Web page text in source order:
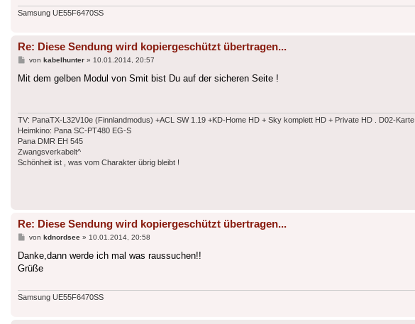
Samsung UE55F6470SS
Re: Diese Sendung wird kopiergeschützt übertragen...
Beitrag
von kabelhunter» 10.01.2014, 20:57
Mit dem gelben Modul von Smit bist Du auf der sicheren Seite !
TV: PanaTX-L32V10e (Finnlandmodus) +ACL SW 1.19 +KD-Home HD + Sky komplett HD + Private HD . D02-Karte
Heimkino: Pana SC-PT480 EG-S
Pana DMR EH 545
Zwangsverkabelt^
Schönheit ist , was vom Charakter übrig bleibt !
Re: Diese Sendung wird kopiergeschützt übertragen...
Beitrag
von kdnordsee» 10.01.2014, 20:58
Danke,dann werde ich mal was raussuchen!!
Grüße
Samsung UE55F6470SS